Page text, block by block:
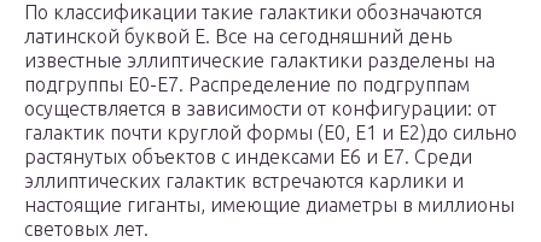
По классификации такие галактики обозначаются
латинской буквой E. Все на сегодняшний день
известные эллиптические галактики разделены на
подгруппы E0-E7. Распределение по подгруппам
осуществляется в зависимости от конфигурации: от
галактик почти круглой формы (E0, E1 и E2)до сильно
растянутых объектов с индексами E6 и E7. Среди
эллиптических галактик встречаются карлики и
настоящие гиганты, имеющие диаметры в миллионы
световых лет.